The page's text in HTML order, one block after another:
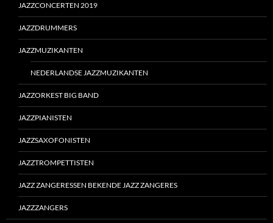
JAZZCONCERTEN 2019
JAZZDRUMMERS
JAZZMUZIKANTEN
NEDERLANDSE JAZZMUZIKANTEN
JAZZORKEST BIG BAND
JAZZPIANISTEN
JAZZSAXOFONISTEN
JAZZTROMPETTISTEN
JAZZ ZANGERESSEN BEKENDE JAZZ ZANGERES
JAZZZANGERS